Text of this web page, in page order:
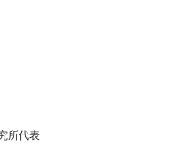
所代表